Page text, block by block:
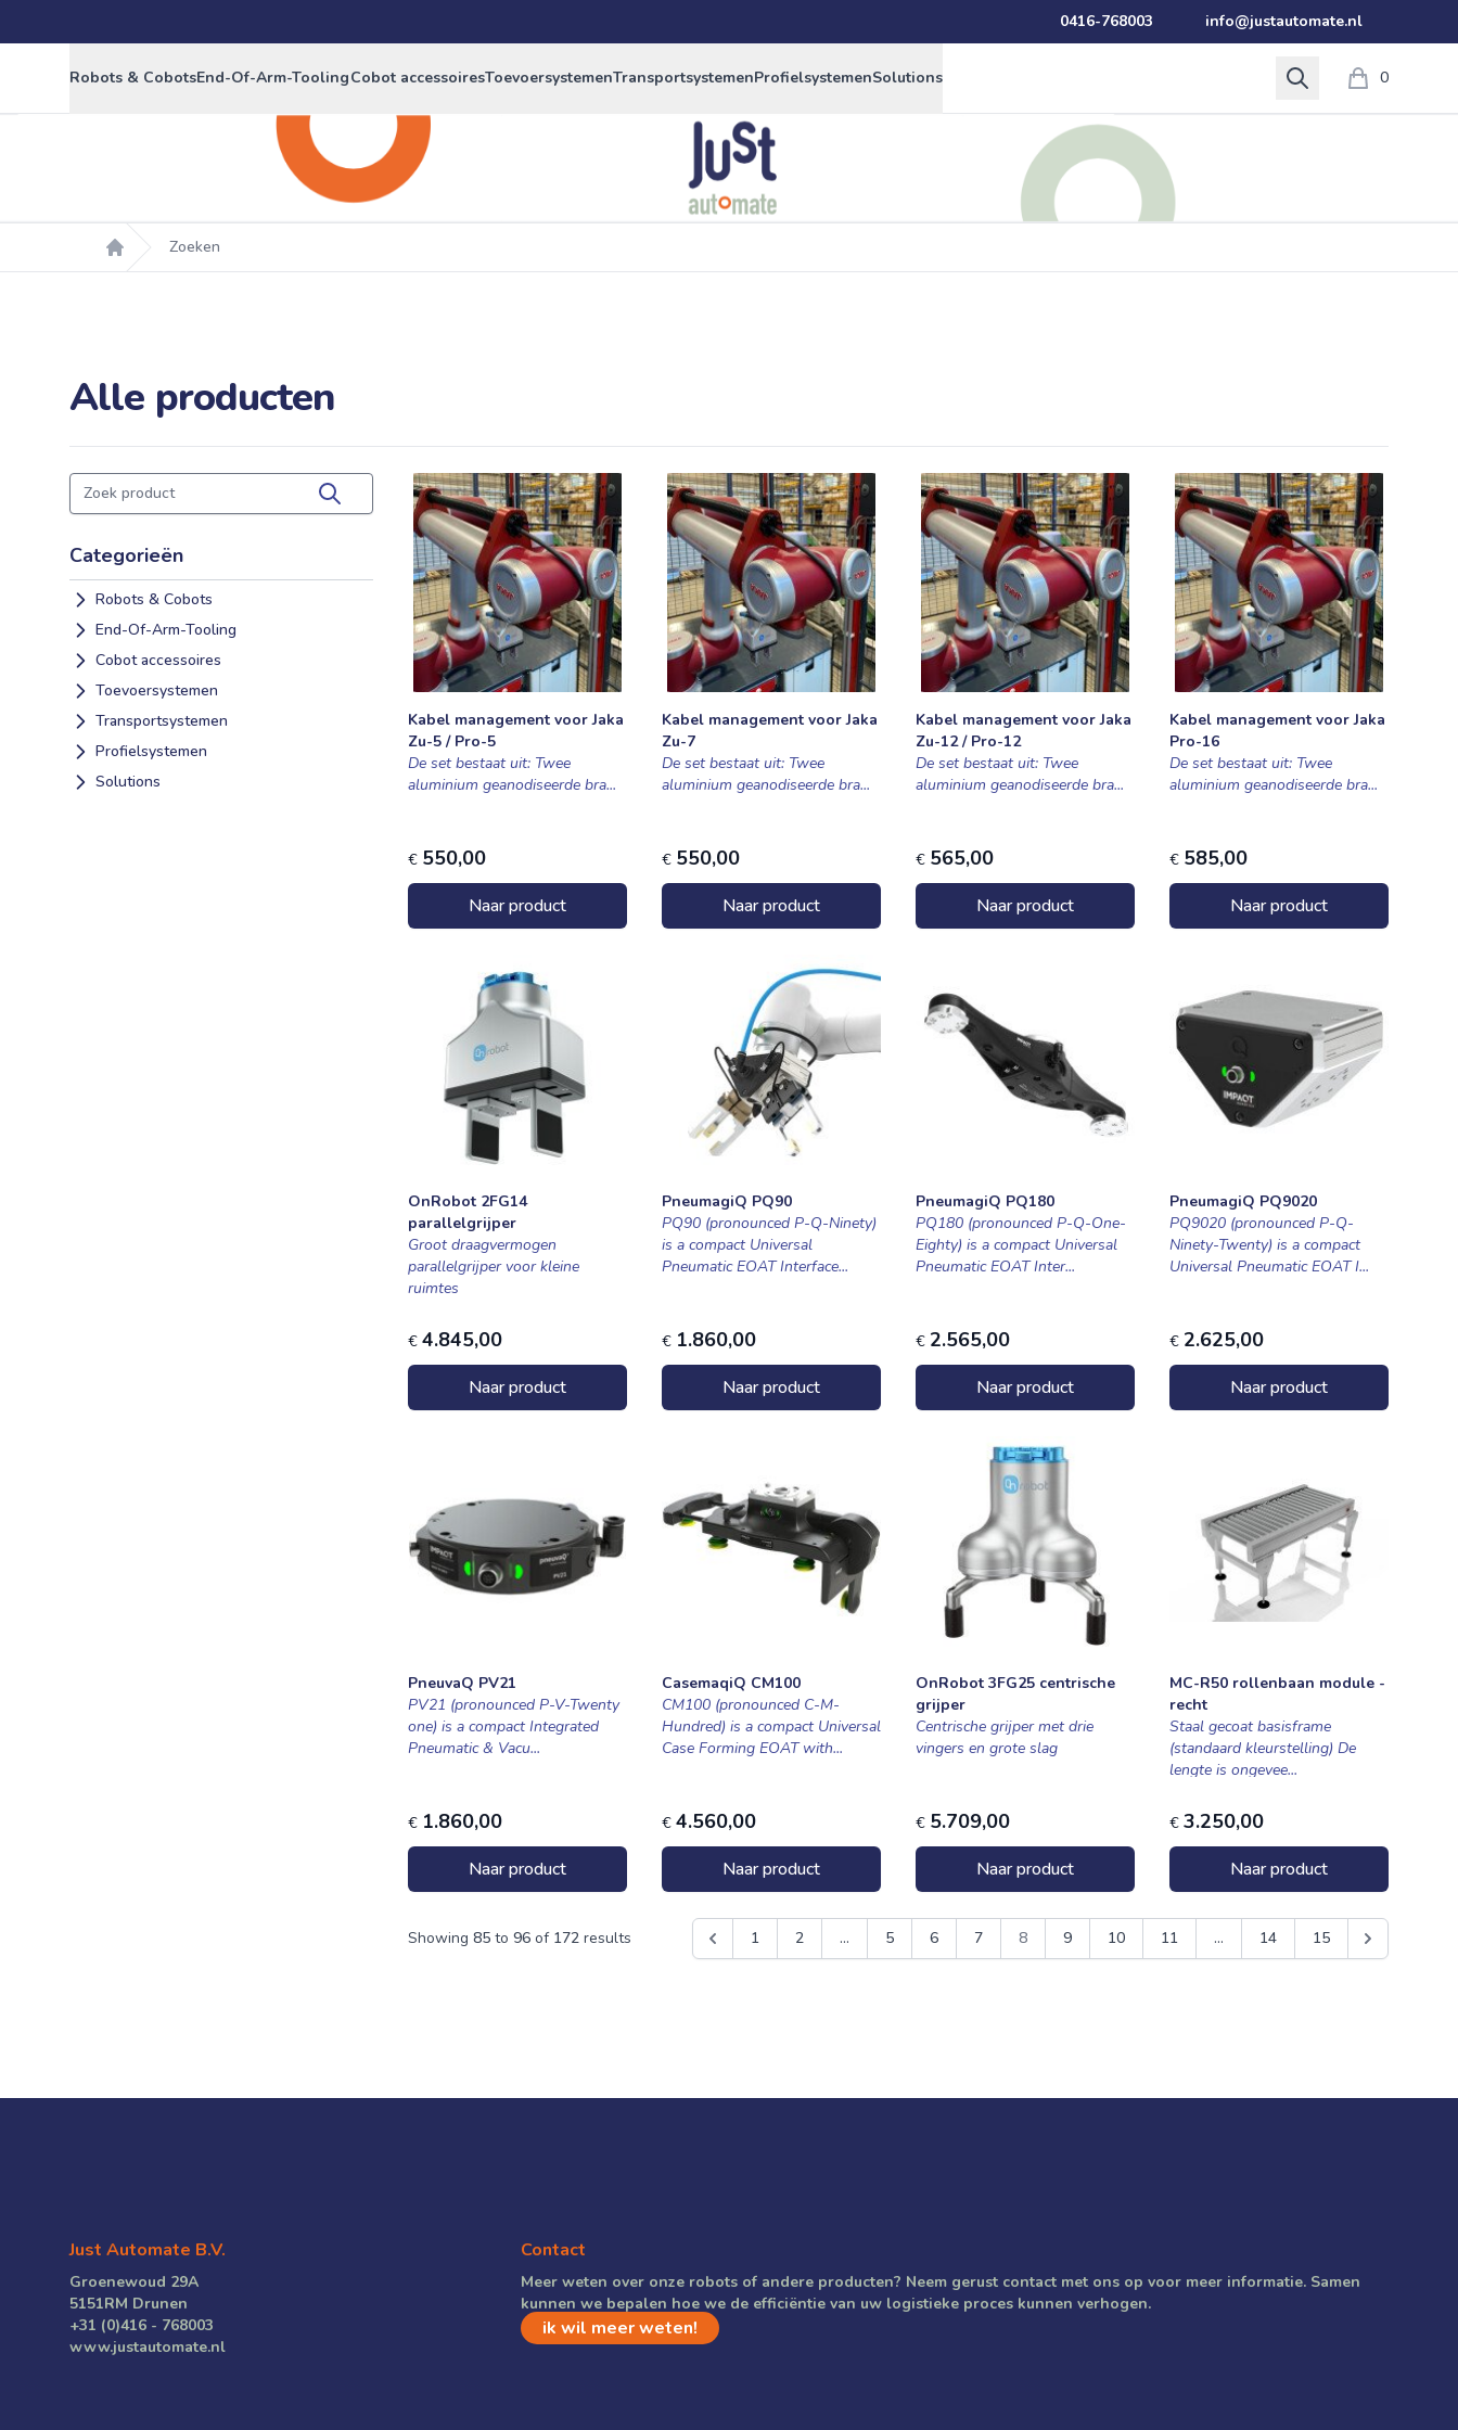
0416-768003 info@justautomate.nl
Robots & CobotsEnd-Of-Arm-ToolingCobot accessoiresToevoersystemenTransportsystemenProfielsystemenSolutions Search 0
Home
Zoeken
Alle producten
Products Zoeken
Categorieën
Robots & Cobots
End-Of-Arm-Tooling
Cobot accessoires
Toevoersystemen
Transportsystemen
Profielsystemen
Solutions
Kabel management voor Jaka
Zu-5 / Pro-5
De set bestaat uit: Twee
aluminium geanodiseerde bra...
€ 550,00
Naar product
Kabel management voor Jaka
Zu-7
De set bestaat uit: Twee
aluminium geanodiseerde bra...
€ 550,00
Naar product
Kabel management voor Jaka
Zu-12 / Pro-12
De set bestaat uit: Twee
aluminium geanodiseerde bra...
€ 565,00
Naar product
Kabel management voor Jaka
Pro-16
De set bestaat uit: Twee
aluminium geanodiseerde bra...
€ 585,00
Naar product
OnRobot 2FG14
parallelgrijper
Groot draagvermogen
parallelgrijper voor kleine
ruimtes
€ 4.845,00
Naar product
PneumagiQ PQ90
PQ90 (pronounced P-Q-Ninety)
is a compact Universal
Pneumatic EOAT Interface...
€ 1.860,00
Naar product
PneumagiQ PQ180
PQ180 (pronounced P-Q-One-
Eighty) is a compact Universal
Pneumatic EOAT Inter...
€ 2.565,00
Naar product
PneumagiQ PQ9020
PQ9020 (pronounced P-Q-
Ninety-Twenty) is a compact
Universal Pneumatic EOAT I...
€ 2.625,00
Naar product
PneuvaQ PV21
PV21 (pronounced P-V-Twenty
one) is a compact Integrated
Pneumatic & Vacu...
€ 1.860,00
Naar product
CasemaqiQ CM100
CM100 (pronounced C-M-
Hundred) is a compact Universal
Case Forming EOAT with...
€ 4.560,00
Naar product
OnRobot 3FG25 centrische
grijper
Centrische grijper met drie
vingers en grote slag
€ 5.709,00
Naar product
MC-R50 rollenbaan module -
recht
Staal gecoat basisframe
(standaard kleurstelling) De
lengte is ongevee...
€ 3.250,00
Naar product
Showing 85 to 96 of 172 results 1 2 ... 5 6 7 8 9 10 11 ... 14 15
Just Automate B.V.
Groenewoud 29A
5151RM Drunen
+31 (0)416 - 768003
www.justautomate.nl
Contact
Meer weten over onze robots of andere producten? Neem gerust contact met ons op voor meer informatie. Samen
kunnen we bepalen hoe we de efficiëntie van uw logistieke proces kunnen verhogen.
ik wil meer weten!